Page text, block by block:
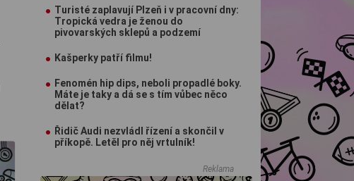
Turisté zaplavují Plzeň i v pracovní dny:
Tropická vedra je ženou do
pivovarských sklepů a podzemí
Kašperky patří filmu!
Fenomén hip dips, neboli propadlé boky.
Máte je taky a dá se s tím vůbec něco
dělat?
Řidič Audi nezvládl řízení a skončil v
příkopě. Letěl pro něj vrtulník!
Reklama